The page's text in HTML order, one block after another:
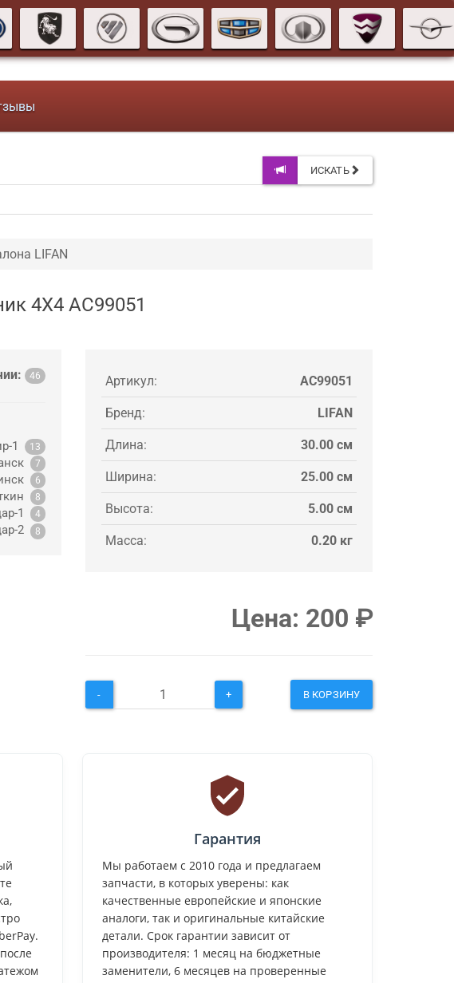
ИСКАТЬ
LIFAN
4X4 AC99051
46
1 13
7
6
8
1 4
2 8
Артикул: AC99051
Бренд: LIFAN
Длина: 30.00 см
Ширина: 25.00 см
Высота: 5.00 см
Масса: 0.20 кг
Цена: 200 ₽
- + В КОРЗИНУ
Гарантия
Мы работаем с 2010 года и предлагаем
запчасти, в которых уверены: как
качественные европейские и японские
аналоги, так и оригинальные китайские
детали. Срок гарантии зависит от
производителя: 1 месяц на бюджетные
заменители, 6 месяцев на проверенные